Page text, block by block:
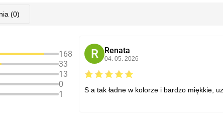
(0)
168
33
13
0
1
R Renata
04. 05. 2026
S a tak ładne w kolorze i bardzo miękkie,